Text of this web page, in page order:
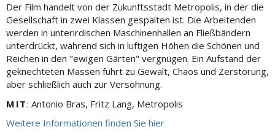
Der Film handelt von der Zukunftsstadt Metropolis, in der die
Gesellschaft in zwei Klassen gespalten ist. Die Arbeitenden
werden in unterirdischen Maschinenhallen an Fließbändern
unterdrückt, während sich in luftigen Höhen die Schönen und
Reichen in den "ewigen Gärten" vergnügen. Ein Aufstand der
geknechteten Massen führt zu Gewalt, Chaos und Zerstörung,
aber schließlich auch zur Versöhnung.
MIT: Antonio Bras, Fritz Lang, Metropolis
Weitere Informationen finden Sie hier